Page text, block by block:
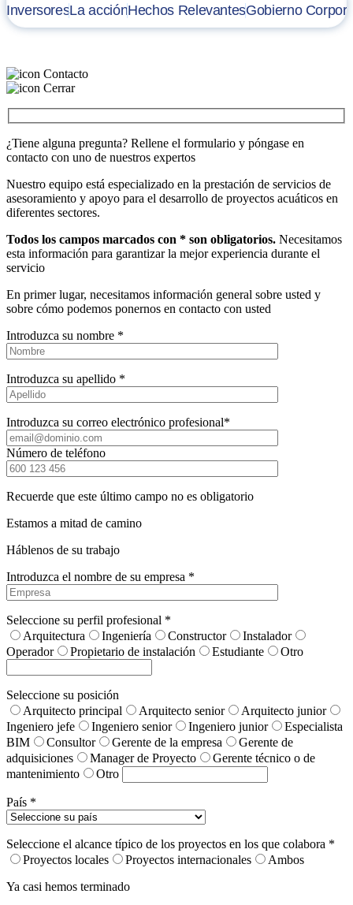
InversoresLa acciónHechos RelevantesGobierno
Contacto
Cerrar
¿Tiene alguna pregunta? Rellene el formulario y póngase en
contacto con uno de nuestros expertos
Nuestro equipo está especializado en la prestación de servicios de
asesoramiento y apoyo para el desarrollo de proyectos acuáticos en
diferentes sectores.
Todos los campos marcados con * son obligatorios. Necesitamos
esta información para garantizar la mejor experiencia durante el
servicio
En primer lugar, necesitamos información general sobre usted y
sobre cómo podemos ponernos en contacto con usted
Introduzca su nombre *
Introduzca su apellido *
Introduzca su correo electrónico profesional*
Número de teléfono
Recuerde que este último campo no es obligatorio
Estamos a mitad de camino
Háblenos de su trabajo
Introduzca el nombre de su empresa *
Seleccione su perfil profesional *
Arquitectura
Ingeniería Constructor
Instalador
Operador
Propietario de instalación Estudiante Otro
Seleccione su posición
Arquitecto principal
Arquitecto senior
Arquitecto junior
Ingeniero jefe
Ingeniero senior Ingeniero junior
Especialista
BIM
Consultor Gerente de la empresa
Gerente de
adquisiciones
Manager de Proyecto
Gerente técnico o de
mantenimiento
Otro
País *
Seleccione el alcance típico de los proyectos en los que colabora *
Proyectos locales
Proyectos internacionales
Ambos
Ya casi hemos terminado